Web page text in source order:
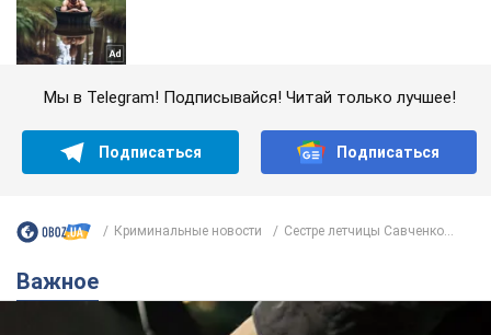
Мы в Telegram! Подписывайся! Читай только лучшее!
Подписаться Подписаться
Криминальные новости Сестре летчицы Савченко...
Важное